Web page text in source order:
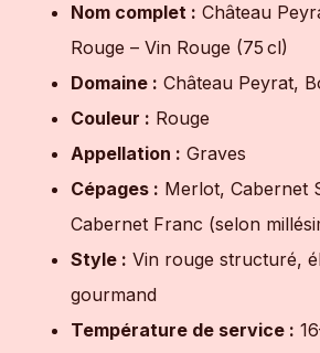
Nom complet : Château
Rouge – Vin Rouge (75 cl)
Domaine : Château Peyrat,
Couleur : Rouge
Appellation : Graves
Cépages : Merlot, Cabernet
Cabernet Franc (selon
Style : Vin rouge structuré,
gourmand
Température de service :